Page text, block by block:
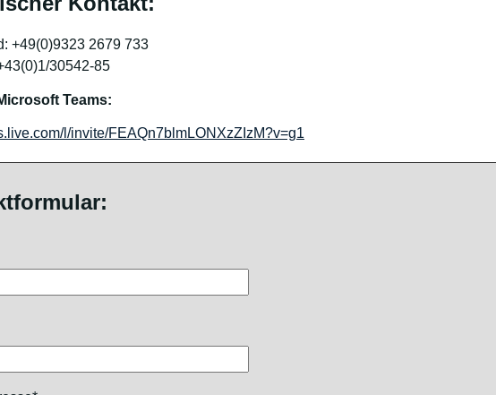
+49(0)9323 2679 733
30542-85
Teams:
l/invite/FEAQn7blmLONXzZIzM?v=g1